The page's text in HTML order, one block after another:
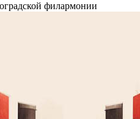
филармонии